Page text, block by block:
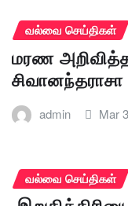
வல்வை செய்திகள்
மரண
சிவானந்தராசா
admin Mar
வல்வை செய்திகள்